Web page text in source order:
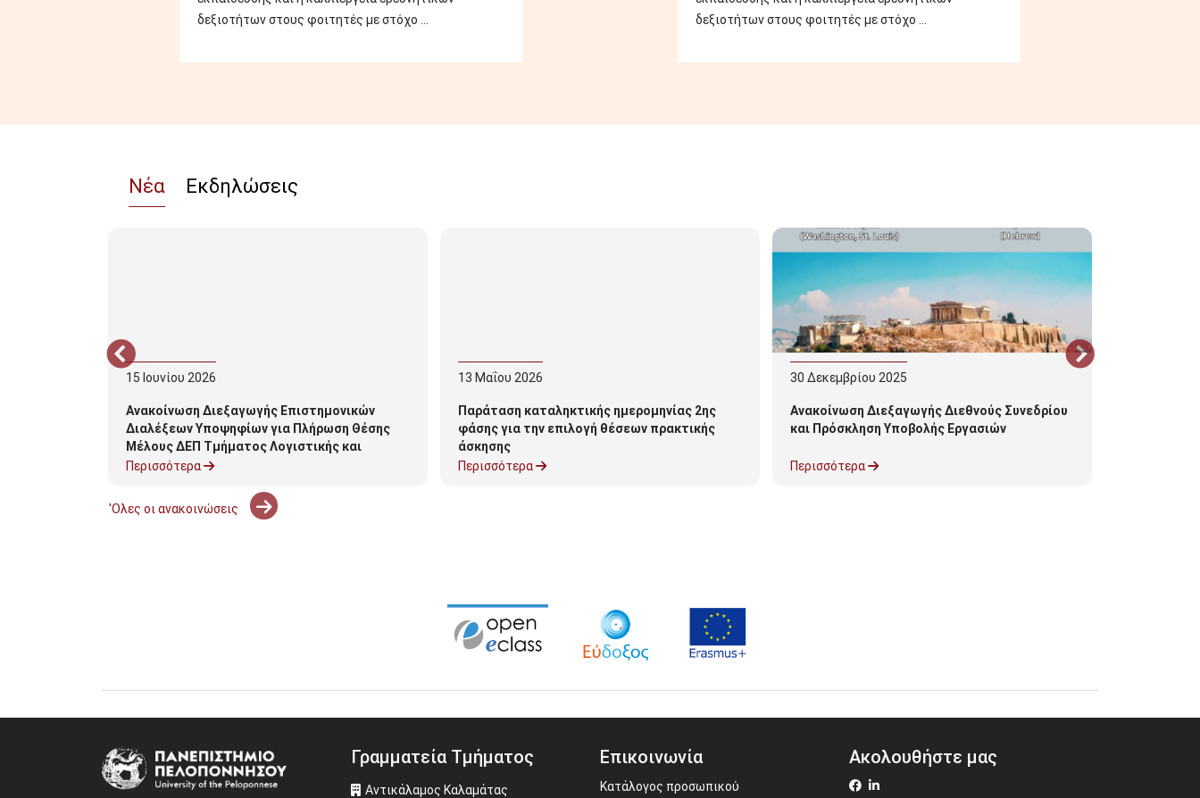
δεξιοτήτων στους φοιτητές με στόχο ...
δεξιοτήτων στους φοιτητές με στόχο ...
Νέα Εκδηλώσεις
15 Ιουνίου 2026
Ανακοίνωση Διεξαγωγής Επιστημονικών
Διαλέξεων Υποψηφίων για Πλήρωση Θέσης
Μέλους ΔΕΠ Τμήματος Λογιστικής και
Χρηματοοικονομικής της Σχολής Διοίκησης
Περισσότερα
13 Μαΐου 2026
Παράταση καταληκτικής ημερομηνίας 2ης
φάσης για την επιλογή θέσεων πρακτικής
άσκησης
Περισσότερα
30 Δεκεμβρίου 2025
Ανακοίνωση Διεξαγωγής Διεθνούς Συνεδρίου
και Πρόσκληση Υποβολής Εργασιών
Περισσότερα
'Ολες οι ανακοινώσεις
Image Γραμματεία Τμήματος
Αντικάλαμος Καλαμάτας
Επικοινωνία
Κατάλογος προσωπικού
Ακολουθήστε μας